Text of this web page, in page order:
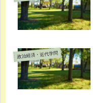
政治経済・近代学問